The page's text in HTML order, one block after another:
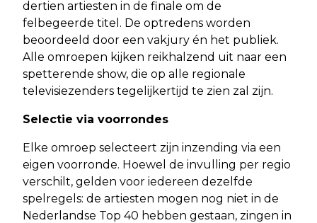
dertien artiesten in de finale om de
felbegeerde titel. De optredens worden
beoordeeld door een vakjury én het publiek.
Alle omroepen kijken reikhalzend uit naar een
spetterende show, die op alle regionale
televisiezenders tegelijkertijd te zien zal zijn.
Selectie via voorrondes
Elke omroep selecteert zijn inzending via een
eigen voorronde. Hoewel de invulling per regio
verschilt, gelden voor iedereen dezelfde
spelregels: de artiesten mogen nog niet in de
Nederlandse Top 40 hebben gestaan, zingen in